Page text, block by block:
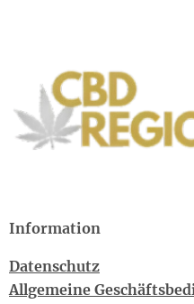
Information
Datenschutz
Allgemeine